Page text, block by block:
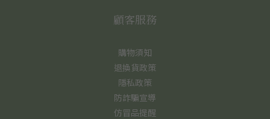
顧客服務
購物須知
退換貨政策
隱私政策
防詐騙宣導
仿冒品提醒